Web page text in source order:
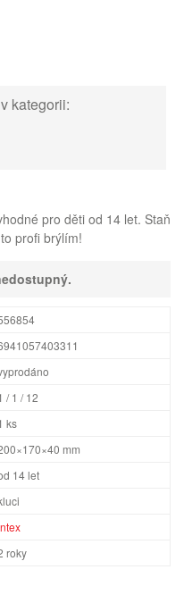
kategorii:
pro děti od 14 let. Staň
profi brýlím!
/ 1 / 12
ks
mm
14 let
roky